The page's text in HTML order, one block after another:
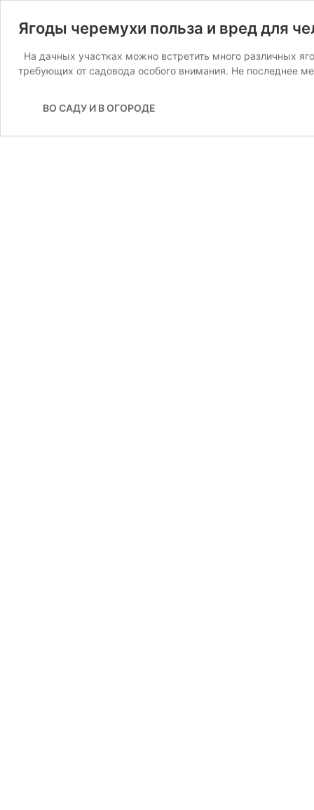
Ягоды черемухи польза и вред для
На дачных участках можно встретить много различных
требующих от садовода особого внимания. Не последнее
ВО САДУ И В ОГОРОДЕ